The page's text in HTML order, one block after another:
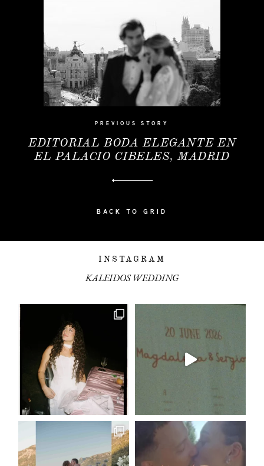
PREVIOUS STORY
EDITORIAL BODA ELEGANTE EN
EL PALACIO CIBELES, MADRID
BACK TO GRID
INSTAGRAM
KALEIDOS WEDDING